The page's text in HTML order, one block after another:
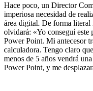
Hace poco, un Director
imperiosa necesidad de
área digital. De forma literal
olvidará: «Yo conseguí este
Power Point. Mi antecesor
calculadora. Tengo claro
menos de 5 años vendrá
Power Point, y me